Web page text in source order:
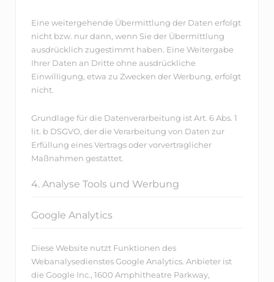
Eine weitergehende Übermittlung der Daten erfolgt
nicht bzw. nur dann, wenn Sie der Übermittlung
ausdrücklich zugestimmt haben. Eine Weitergabe
Ihrer Daten an Dritte ohne ausdrückliche
Einwilligung, etwa zu Zwecken der Werbung, erfolgt
nicht.
Grundlage für die Datenverarbeitung ist Art. 6 Abs. 1
lit. b DSGVO, der die Verarbeitung von Daten zur
Erfüllung eines Vertrags oder vorvertraglicher
Maßnahmen gestattet.
4. Analyse Tools und Werbung
Google Analytics
Diese Website nutzt Funktionen des
Webanalysedienstes Google Analytics. Anbieter ist
die Google Inc., 1600 Amphitheatre Parkway,